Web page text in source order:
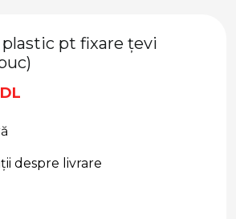
pt fixare țevi
despre livrare